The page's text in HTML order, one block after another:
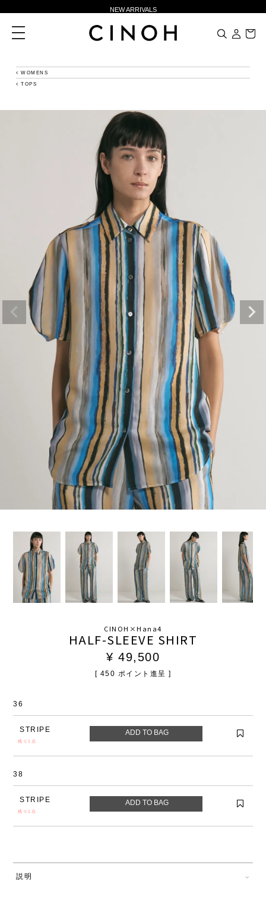
ニュースレター登録で¥1,000クーポン進呈
ニュースレター登録で¥1,000クーポン進呈
toggle
navigation
WOMENS
TOPS
CINOH×Hana4
HALF-SLEEVE SHIRT
¥ 49,500
[ 450 ポイント進呈 ]
36
STRIPE
残り1点
38
STRIPE
残り1点
説明